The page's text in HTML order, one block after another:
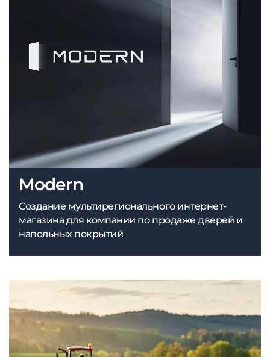
Modern
Создание мультирегионального интернет-
магазина для компании по продаже дверей и
напольных покрытий